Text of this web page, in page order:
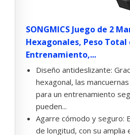
SONGMICS Juego de 2
Hexagonales, Peso Total
Entrenamiento,...
Diseño antideslizante:
hexagonal, las
para un entrenamiento
pueden...
Agarre cómodo y seguro:
de longitud, con su amplia